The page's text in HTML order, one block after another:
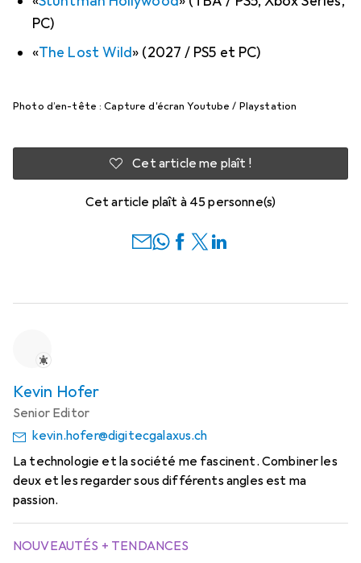
PC)
«The Lost Wild» (2027 / PS5 et PC)
Photo d’en-tête : Capture d'écran Youtube / Playstation
Cet article me plaît !
Cet article plaît à 45 personne(s)
Kevin Hofer
Senior Editor
kevin.hofer@digitecgalaxus.ch
La technologie et la société me fascinent. Combiner les
deux et les regarder sous différents angles est ma
passion.
NOUVEAUTÉS + TENDANCES